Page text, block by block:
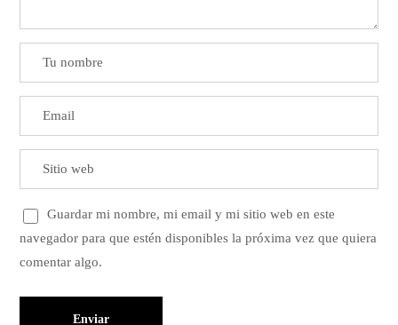
Guardar mi nombre, mi email y mi sitio web en este
navegador para que estén disponibles la próxima vez que quiera
comentar algo.